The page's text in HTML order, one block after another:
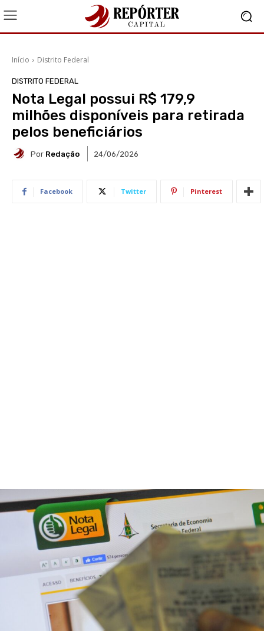
Início Distrito Federal
DISTRITO FEDERAL
Nota Legal possui R$ 179,9
milhões disponíveis para retirada
pelos beneficiários
Por Redação 24/06/2026
Facebook Twitter Pinterest